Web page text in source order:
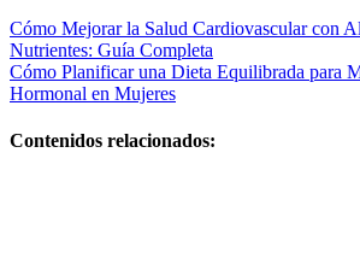
Navegación
de
entradas
Cómo Mejorar la Salud Cardiovascular con
Nutrientes: Guía Completa
Cómo Planificar una Dieta Equilibrada para
Hormonal en Mujeres
Contenidos relacionados: